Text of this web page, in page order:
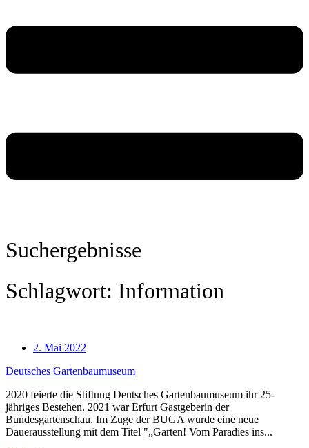
Suchergebnisse
Schlagwort: Information
2. Mai 2022
Deutsches Gartenbaumuseum
2020 feierte die Stiftung Deutsches Gartenbaumuseum ihr 25-
jähriges Bestehen. 2021 war Erfurt Gastgeberin der
Bundesgartenschau. Im Zuge der BUGA wurde eine neue
Dauerausstellung mit dem Titel "„Garten! Vom Paradies ins...